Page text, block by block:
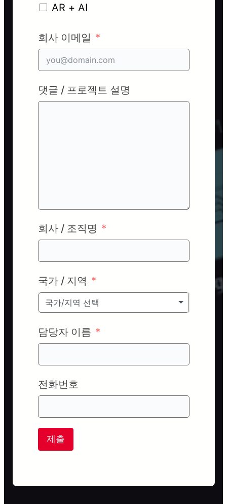
AR + AI
회사 이메일
댓글 / 프로젝트 설명
회사 / 조직명
국가 / 지역
국가/지역 선택
담당자 이름
전화번호
제출